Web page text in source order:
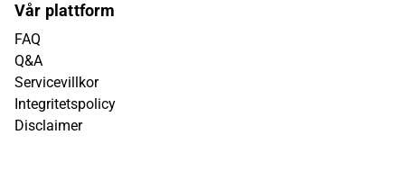
Vår plattform
FAQ
Q&A
Servicevillkor
Integritetspolicy
Disclaimer